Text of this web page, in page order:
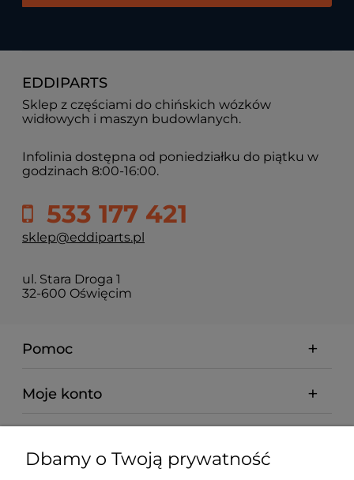
EDDIPARTS
Sklep z częściami do chińskich wózków
widłowych i maszyn budowlanych.
Infolinia dostępna od poniedziałku do piątku w
godzinach 8:00-16:00.
533 177 421
sklep@eddiparts.pl
ul. Stara Droga 1
32-600 Oświęcim
Pomoc
Moje konto
Dbamy o Twoją prywatność